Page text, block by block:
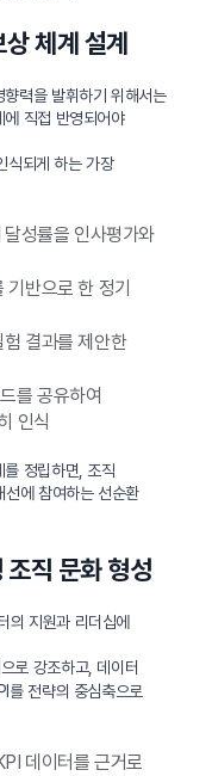
체계 설계
력을 발휘하기 위해서는
직접 반영되어야
식되게 하는 가장
성률을 인사평가와
반으로 한 정기
결과를 제안한
를 공유하여
인식
정립하면, 조직
에 참여하는 선순환
직 문화 형성
의 지원과 리더십에
로 강조하고, 데이터
를 전략의 중심축으로
데이터를 근거로